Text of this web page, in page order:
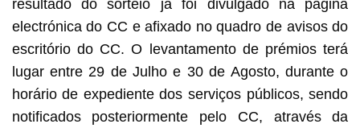
resultado do sorteio já foi divulgado na página
electrónica do CC e afixado no quadro de avisos do
escritório do CC. O levantamento de prémios terá
lugar entre 29 de Julho e 30 de Agosto, durante o
horário de expediente dos serviços públicos, sendo
notificados posteriormente pelo CC, através da